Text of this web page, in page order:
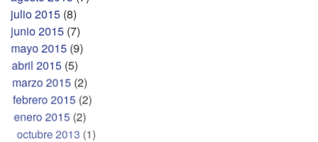
julio 2015 (8)
junio 2015 (7)
mayo 2015 (9)
abril 2015(5)
marzo 2015(2)
febrero 2015(2)
enero 2015(2)
octubre 2013(1)